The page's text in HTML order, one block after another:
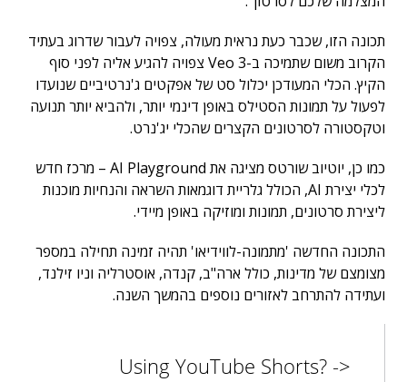
תכונה הזו, שכבר כעת נראית מעולה, צפויה לעבור שדרוג בעתיד
הקרוב משום שתמיכה ב-Veo 3 צפויה להגיע אליה לפני סוף
הקיץ. הכלי המעודכן יכלול סט של אפקטים ג'נרטיביים שנועדו
לפעול על תמונות הסטילס באופן דינמי יותר, ולהביא יותר תנועה
וטקסטורה לסרטונים הקצרים שהכלי יג'נרט.
כמו כן, יוטיוב שורטס מציגה את AI Playground – מרכז חדש
לכלי יצירת AI, הכולל גלריית דוגמאות השראה והנחיות מוכנות
ליצירת סרטונים, תמונות ומוזיקה באופן מיידי.
התכונה החדשה 'מתמונה-לווידיאו' תהיה זמינה תחילה במספר
מצומצם של מדינות, כולל ארה"ב, קנדה, אוסטרליה וניו זילנד,
ועתידה להתרחב לאזורים נוספים בהמשך השנה.
Using YouTube Shorts? ->